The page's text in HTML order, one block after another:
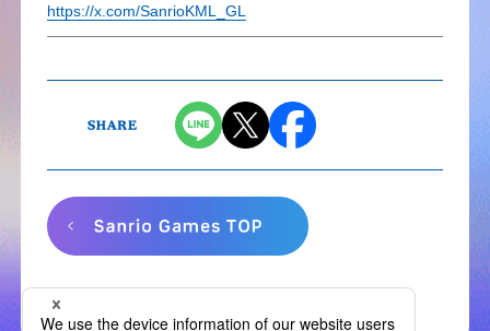
https://x.com/SanrioKML_GL